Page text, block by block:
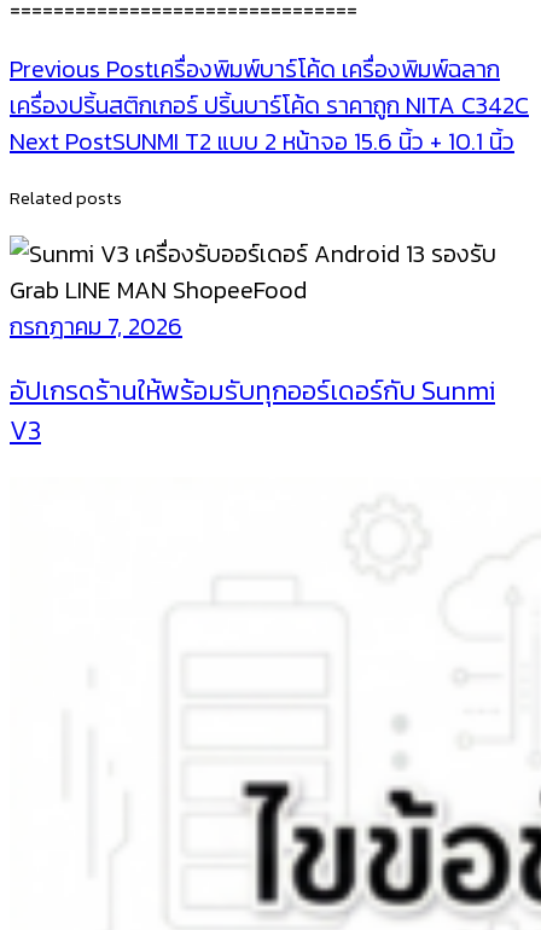
================================
Post
navigation
Previous Postเครื่องพิมพ์บาร์โค้ด เครื่องพิมพ์ฉลาก
เครื่องปริ้นสติกเกอร์ ปริ้นบาร์โค้ด ราคาถูก NITA C342C
Next PostSUNMI T2 แบบ 2 หน้าจอ 15.6 นิ้ว + 10.1 นิ้ว
Related posts
กรกฎาคม 7, 2026
อัปเกรดร้านให้พร้อมรับทุกออร์เดอร์กับ Sunmi
V3